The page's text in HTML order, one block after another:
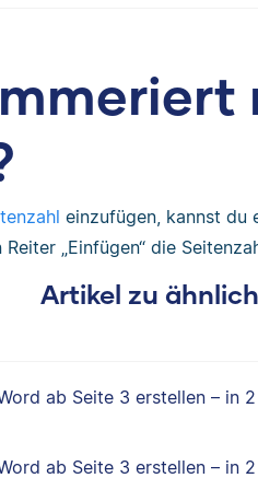
einzufügen, kannst du
„Einfügen“ die
Artikel zu
ab Seite 3 erstellen – in
ab Seite 3 erstellen – in